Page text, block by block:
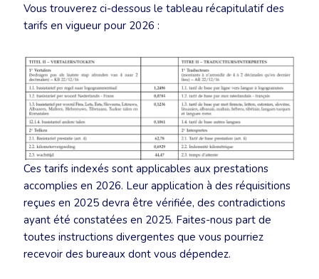
Vous trouverez ci-dessous le tableau récapitulatif des
tarifs en vigueur pour 2026 :
Ces tarifs indexés sont applicables aux prestations
accomplies en 2026. Leur application à des réquisitions
reçues en 2025 devra être vérifiée, des contradictions
ayant été constatées en 2025. Faites-nous part de
toutes instructions divergentes que vous pourriez
recevoir des bureaux dont vous dépendez.